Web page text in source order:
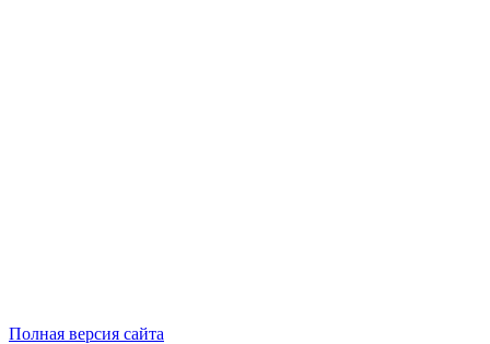
Полная версия сайта